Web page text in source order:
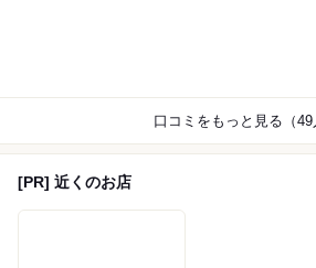
口コミをもっと見る（49
[PR] 近くのお店